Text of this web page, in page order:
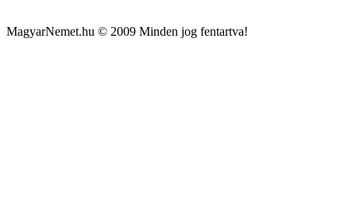
MagyarNemet.hu © 2009 Minden jog fentartva!